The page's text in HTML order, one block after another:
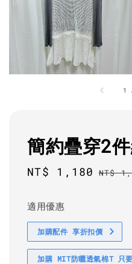
1
簡約疊穿2
Sale
NT$ 1,180 NT$
適用優惠
加購配件 享折扣價
加購 MIT防曬透氣棉T 只